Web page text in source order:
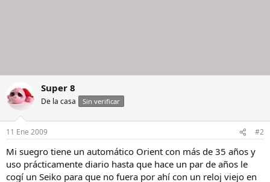
Super 8
De la casa Sin verificar
11 Ene 2009 #2
Mi suegro tiene un automático Orient con más de 35 años y
uso prácticamente diario hasta que hace un par de años le
cogí un Seiko para que no fuera por ahí con un reloj viejo en